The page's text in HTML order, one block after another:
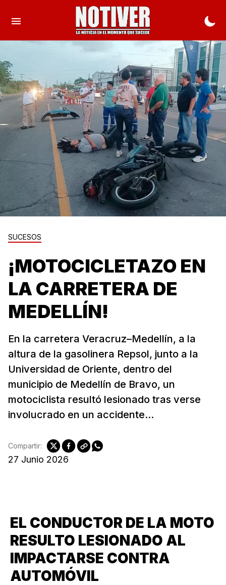
SUCESOS
¡MOTOCICLETAZO EN
LA CARRETERA DE
MEDELLÍN!
En la carretera Veracruz–Medellín, a la
altura de la gasolinera Repsol, junto a la
Universidad de Oriente, dentro del
municipio de Medellín de Bravo, un
motociclista resultó lesionado tras verse
involucrado en un accidente...
27 Junio 2026
Compartir:
EL CONDUCTOR DE LA MOTO
RESULTO LESIONADO AL
IMPACTARSE CONTRA
AUTOMÓVIL